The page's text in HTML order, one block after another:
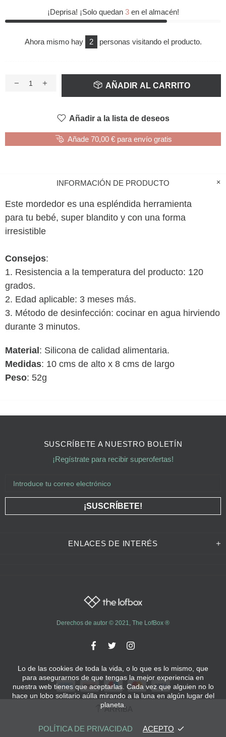
¡Deprisa! ¡Solo quedan 3en el almacén!
Ahora mismo hay 2 personas visitando el producto.
AÑADIR AL CARRITO
Añadir a la lista de deseos
Añade 70,00 € para envío gratis
INFORMACIÓN DE PRODUCTO
Este mordedor es una espléndida herramienta
para tu bebé, super blandito y con una forma
irresistible
Consejos:
1. Resistencia a la temperatura del producto: 120
grados.
2. Edad aplicable: 3 meses más.
3. Método de desinfección: cocinar en agua hirviendo
durante 3 minutos.
Material : Silicona de calidad alimentaria.
Medidas: 10 cms de alto x 8 cms de largo
Peso: 52g
ENLACES DE INTERÉS
SUSCRÍBETE A NUESTRO BOLETÍN
¡Regístrate para recibir superofertas!
Derechos de autor © 2021, The LofBox ®
ARRIBA
Lo de las cookies de toda la vida, o lo que es lo mismo, que
para asegurarnos de que tengas la mejor experiencia en
nuestra web tienes que aceptarlas. Cada vez que alguien no lo
hace un lobo solitario aúlla mirando a la luna en algún lugar del
planeta.
POLÍTICA DE PRIVACIDAD ACEPTO